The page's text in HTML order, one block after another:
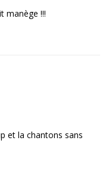
manège !!!
et la chantons sans